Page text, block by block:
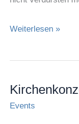
Weiterlesen »
Events
Kirchenkonzert
abgesagt!